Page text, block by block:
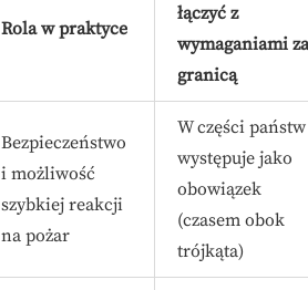
Rola w praktyce
łączyć z
wymaganiami za
granicą
Bezpieczeństwo
i możliwość
szybkiej reakcji
na pożar
W części państw
występuje jako
obowiązek
(czasem obok
trójkąta)